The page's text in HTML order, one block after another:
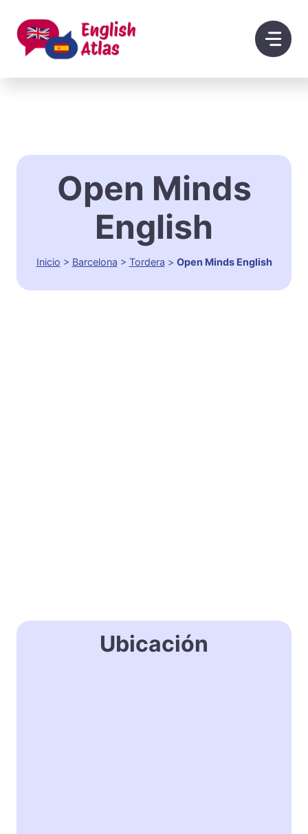
contenido
Open Minds
English
Inicio > Barcelona > Tordera > Open Minds English
Ubicación